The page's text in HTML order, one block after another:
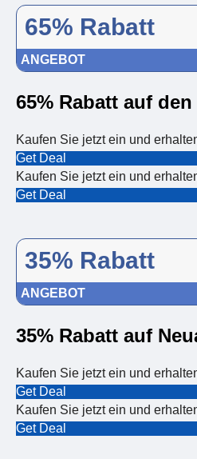
65% Rabatt
ANGEBOT
65% Rabatt auf
Kaufen Sie jetzt ein und
Get Deal
Kaufen Sie jetzt ein und
Get Deal
35% Rabatt
ANGEBOT
35% Rabatt auf
Kaufen Sie jetzt ein und
Get Deal
Kaufen Sie jetzt ein und
Get Deal